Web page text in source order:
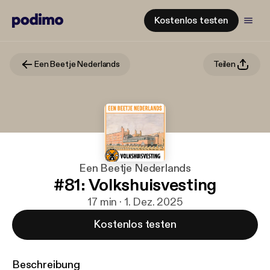
Kostenlos testen
Een Beetje Nederlands Teilen
Een Beetje Nederlands
#81: Volkshuisvesting
17 min · 1. Dez. 2025
Kostenlos testen
Beschreibung